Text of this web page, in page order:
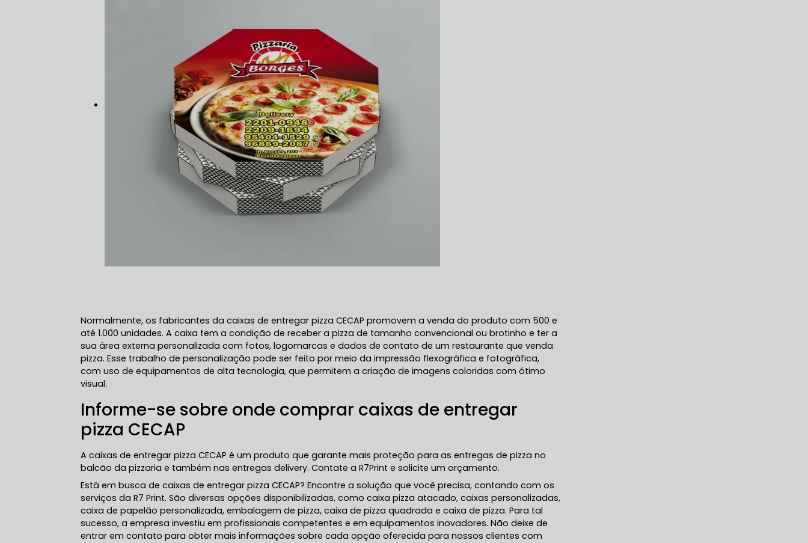
Normalmente, os fabricantes da caixas de entregar pizza CECAP promovem a venda do produto com 500 e
até 1.000 unidades. A caixa tem a condição de receber a pizza de tamanho convencional ou brotinho e ter a
sua área externa personalizada com fotos, logomarcas e dados de contato de um restaurante que venda
pizza. Esse trabalho de personalização pode ser feito por meio da impressão flexográfica e fotográfica,
com uso de equipamentos de alta tecnologia, que permitem a criação de imagens coloridas com ótimo
visual.
Informe-se sobre onde comprar caixas de entregar
pizza CECAP
A caixas de entregar pizza CECAP é um produto que garante mais proteção para as entregas de pizza no
balcão da pizzaria e também nas entregas delivery. Contate a R7Print e solicite um orçamento.
Está em busca de caixas de entregar pizza CECAP? Encontre a solução que você precisa, contando com os
serviços da R7 Print. São diversas opções disponibilizadas, como caixa pizza atacado, caixas personalizadas,
caixa de papelão personalizada, embalagem de pizza, caixa de pizza quadrada e caixa de pizza. Para tal
sucesso, a empresa investiu em profissionais competentes e em equipamentos inovadores. Não deixe de
entrar em contato para obter mais informações sobre cada opção oferecida para nossos clientes com